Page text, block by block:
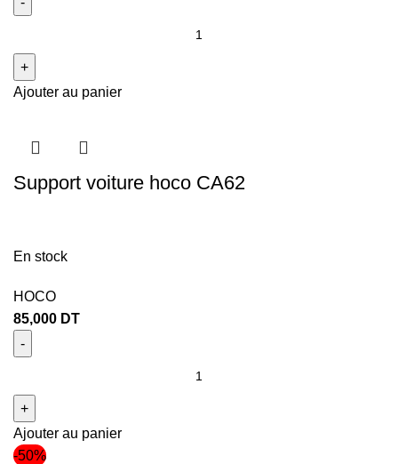
Ajouter au panier
Support voiture hoco CA62
En stock
HOCO
85,000 DT
Ajouter au panier
-50%